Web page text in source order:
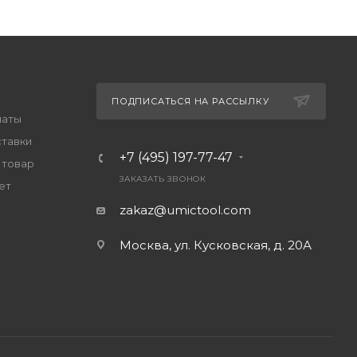
товар
ПОДПИСАТЬСЯ НА РАССЫЛКУ
+7 (495) 197-77-47
ЗАКАЗАТЬ ЗВОНОК
zakaz@umictool.com
Москва, ул. Кусковская, д. 20А